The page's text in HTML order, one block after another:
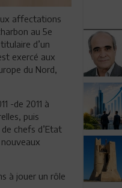
affectations
au 5e
d’un
exercé aux
du Nord,
-de 2011 à
puis
chefs d’Etat
à jouer un rôle